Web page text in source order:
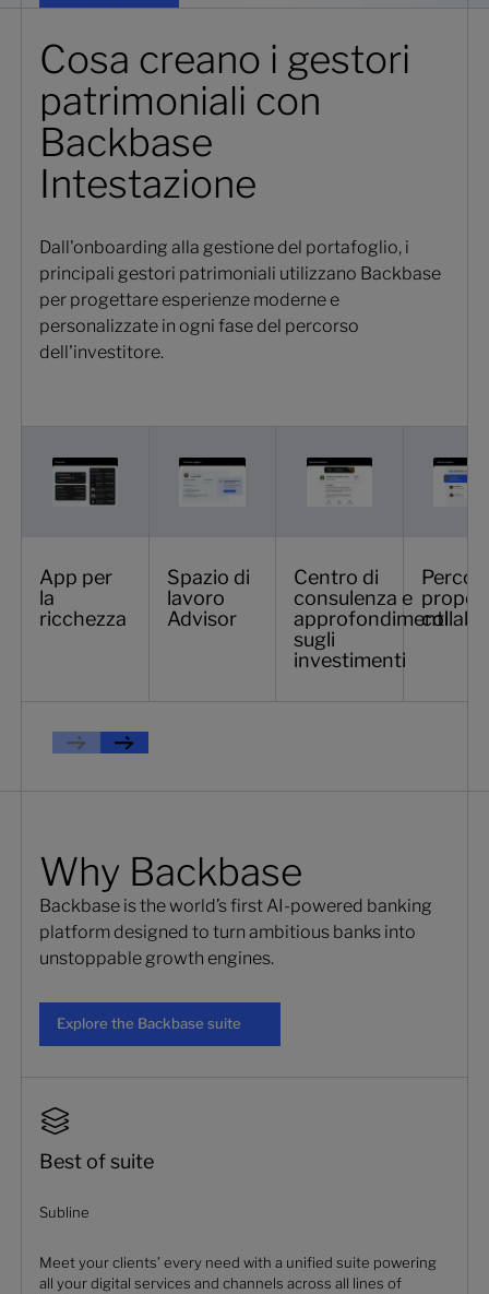
Cosa creano i gestori
patrimoniali con
Backbase
Intestazione
Dall'onboarding alla gestione del portafoglio, i
principali gestori patrimoniali utilizzano Backbase
per progettare esperienze moderne e
personalizzate in ogni fase del percorso
dell'investitore.
App per
la
ricchezza
Spazio di
lavoro
Advisor
Centro di
consulenza e
approfondimenti
sugli
investimenti
PreviousProssimo
Why Backbase
Backbase is the world’s first AI-powered banking
platform designed to turn ambitious banks into
unstoppable growth engines.
Explore the Backbase suite
Best of suite
Subline
Meet your clients’ every need with a unified suite powering
all your digital services and channels across all lines of